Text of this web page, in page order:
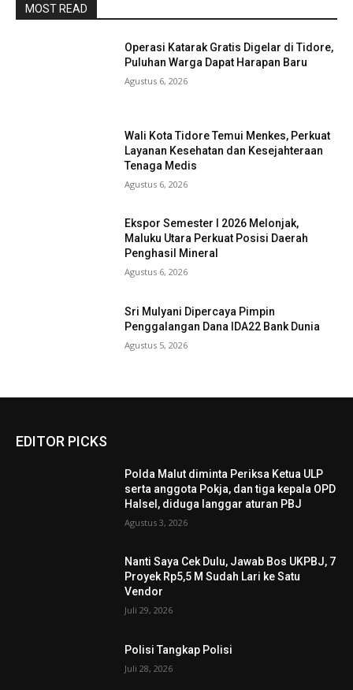
MOST READ
Operasi Katarak Gratis Digelar di Tidore,
Puluhan Warga Dapat Harapan Baru
Agustus 6, 2026
Wali Kota Tidore Temui Menkes, Perkuat
Layanan Kesehatan dan Kesejahteraan
Tenaga Medis
Agustus 6, 2026
Ekspor Semester I 2026 Melonjak,
Maluku Utara Perkuat Posisi Daerah
Penghasil Mineral
Agustus 6, 2026
Sri Mulyani Dipercaya Pimpin
Penggalangan Dana IDA22 Bank Dunia
Agustus 5, 2026
EDITOR PICKS
Polda Malut diminta Periksa Ketua ULP
serta anggota Pokja, dan tiga kepala OPD
Halsel, diduga langgar aturan PBJ
Agustus 3, 2026
Nanti Saya Cek Dulu, Jawab Bos UKPBJ, 7
Proyek Rp5,5 M Sudah Lari ke Satu
Vendor
Juli 29, 2026
Polisi Tangkap Polisi
Juli 28, 2026